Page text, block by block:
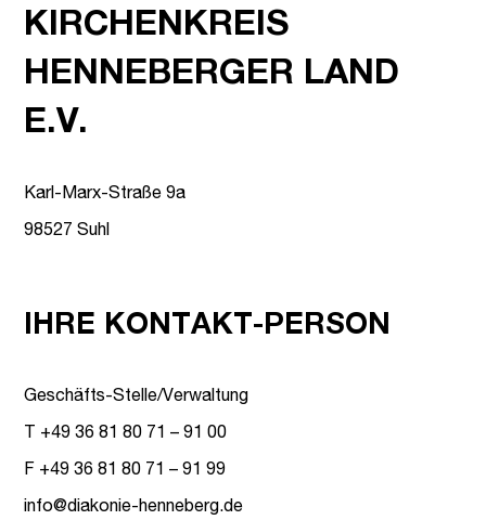
KIRCHENKREIS
HENNEBERGER LAND
E.V.
Karl-Marx-Straße 9a
98527 Suhl
IHRE KONTAKT-PERSON
Geschäfts-Stelle/Verwaltung
T +49 36 81 80 71 – 91 00
F +49 36 81 80 71 – 91 99
info@diakonie-henneberg.de